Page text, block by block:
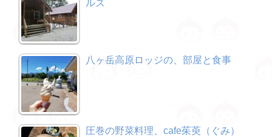
ルズ
八ヶ岳高原ロッジの、部屋と食事
圧巻の野菜料理、cafe茱萸（ぐみ）